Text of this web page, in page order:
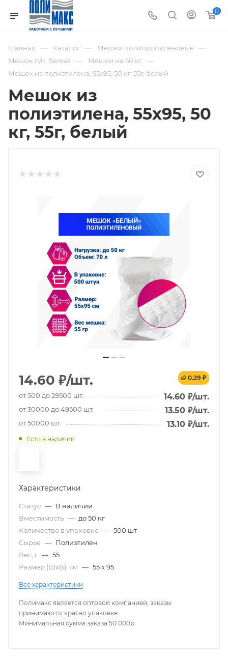
0
Главная — Каталог — Мешки полипропиленовые —
Мешок п/п, белый — Мешки на 50 кг —
Мешок из полиэтилена, 55x95, 50 кг, 55г, белый
Мешок из
полиэтилена, 55x95, 50
кг, 55г, белый
14.60 ₽/шт. 0.29 ₽
от 500 до 29500 шт. 14.60 ₽/шт.
от 30000 до 49500 шт. 13.50 ₽/шт.
от 50000 шт. 13.10 ₽/шт.
Есть в наличии
Характеристики
Статус — В наличии
Вместимость — до 50 кг
Количество в упаковке — 500 шт
Сырье — Полиэтилен
Вес, г — 55
Размер (ШxВ), см — 55 х 95
Все характеристики
Полимакс является оптовой компанией, заказы
принимаются кратно упаковке.
Минимальная сумма заказа 50 000р.